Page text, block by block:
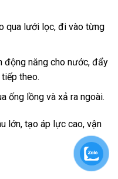
qua lưới lọc, đi vào từng
động năng cho nước, đẩy
theo.
ống lồng và xả ra ngoài.
lớn, tạo áp lực cao, vận